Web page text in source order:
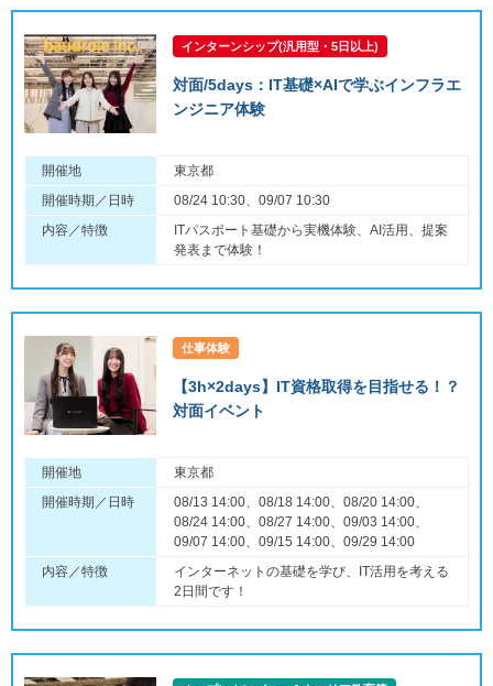
インターンシップ(汎用型・5日以上)
対面/5days：IT基礎×AIで学ぶインフラエ
ンジニア体験
開催地
東京都
開催時期／日時
08/24 10:30、09/07 10:30
内容／特徴
ITパスポート基礎から実機体験、AI活用、提案
発表まで体験！
仕事体験
【3h×2days】IT資格取得を目指せる！？
対面イベント
開催地
東京都
開催時期／日時
08/13 14:00、08/18 14:00、08/20 14:00、
08/24 14:00、08/27 14:00、09/03 14:00、
09/07 14:00、09/15 14:00、09/29 14:00
内容／特徴
インターネットの基礎を学び、IT活用を考える
2日間です！